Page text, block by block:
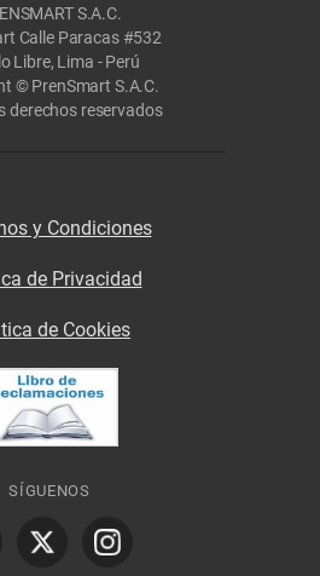
S.A.C.
Calle Paracas #532
Libre, Lima - Perú
© PrenSmart S.A.C.
derechos reservados
y Condiciones
de Privacidad
de Cookies
SÍGUENOS